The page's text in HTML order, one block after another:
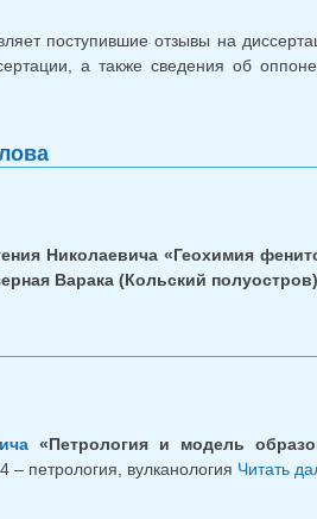
поступившие отзывы на
а также сведения об
Николаевича «Геохимия
Варака (Кольский
«Петрология и модель
– петрология, вулканология Читать